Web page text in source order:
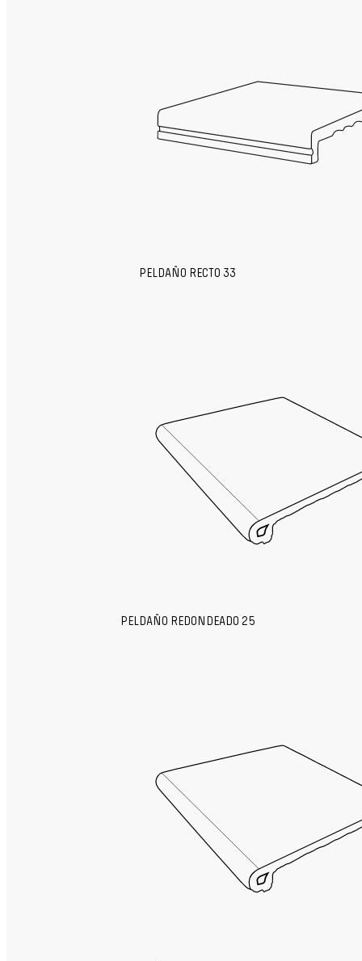
PELDAÑO RECTO 33
PELDAÑO REDONDEADO 25